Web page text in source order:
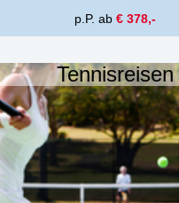
p.P. ab € 378,-
Tennisreisen